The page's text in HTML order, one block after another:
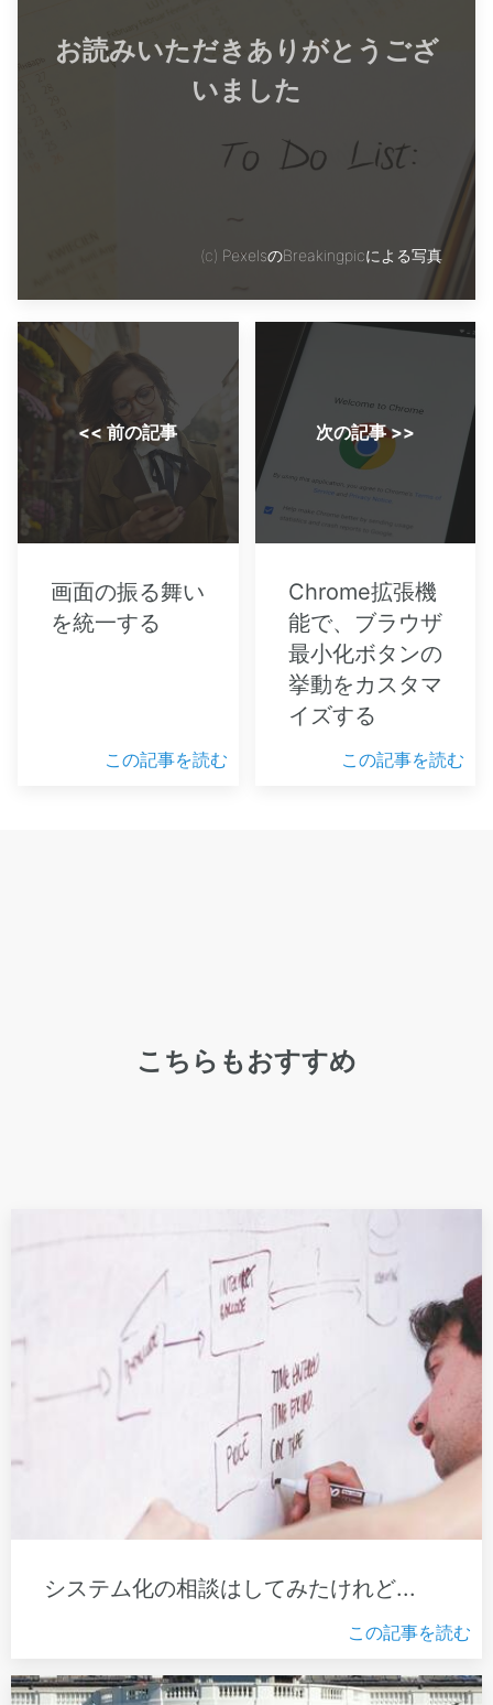
お読みいただきありがとうござ
いました
(c) PexelsのBreakingpicによる写真
<< 前の記事
画面の振る舞い
を統一する
この記事を読む
次の記事 >>
Chrome拡張機
能で、ブラウザ
最小化ボタンの
挙動をカスタマ
イズする
この記事を読む
こちらもおすすめ
システム化の相談はしてみたけれど...
この記事を読む